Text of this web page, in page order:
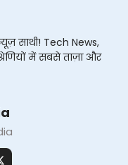
साथी! Tech News,
में सबसे ताज़ा और